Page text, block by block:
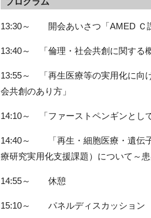
13:30～ 開会あいさつ「AMED Ｃ
13:40～ 「倫理・社会共創に関する
13:55～ 「再生医療等の実用化に向
会共創のあり方」
14:10～ 「ファーストペンギンとし
14:40～ 「再生・細胞医療・遺伝子
療研究実用化支援課題）について～
14:55～ 休憩
15:10～ パネルディスカッション